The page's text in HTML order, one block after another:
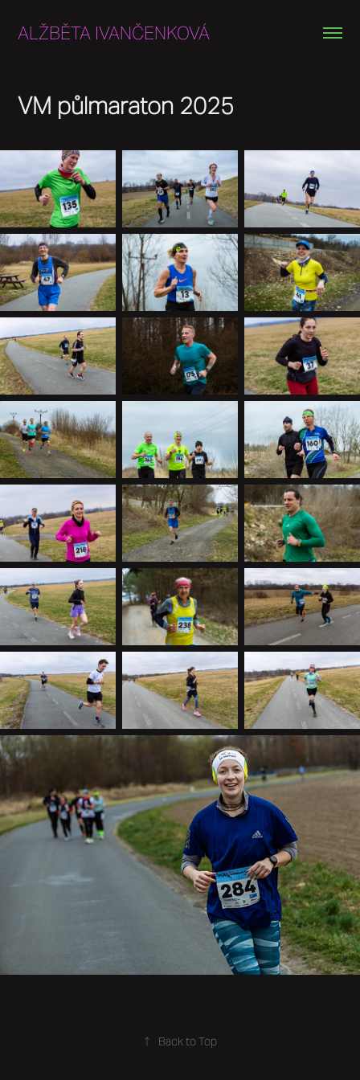
ALŽBĚTA IVANČENKOVÁ
VM půlmaraton 2025
↑ Back to Top